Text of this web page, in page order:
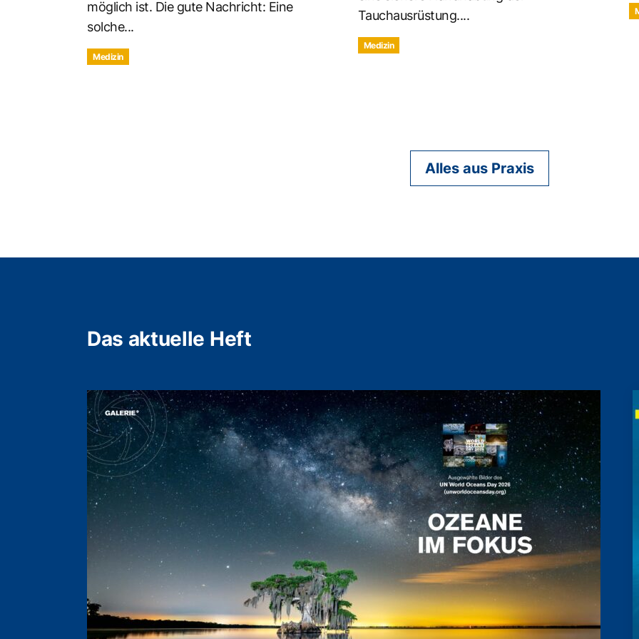
möglich ist. Die gute Nachricht: Eine
solche...
Medizin
Tauchausrüstung....
Medizin
Alles aus Praxis
Das aktuelle Heft